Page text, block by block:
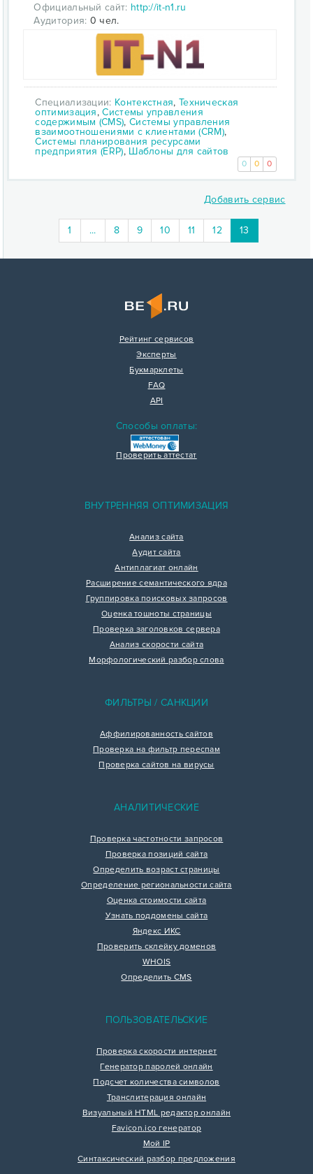
Официальный сайт: http://it-n1.ru
Аудитория: 0 чел.
Специализации: Контекстная, Техническая
оптимизация,Системы управления
содержимым (CMS), Системы управления
взаимоотношениями с клиентами (CRM),
Системы планирования ресурсами
предприятия (ERP), Шаблоны для сайтов
0 0 0
Добавить сервис
1 ... 8 9 10 11 12 13
Рейтинг сервисов
Эксперты
Букмарклеты
FAQ
API
Способы оплаты:
Проверить аттестат
ВНУТРЕННЯЯ ОПТИМИЗАЦИЯ
Анализ сайта
Аудит сайта
Антиплагиат онлайн
Расширение семантического ядра
Группировка поисковых запросов
Оценка тошноты страницы
Проверка заголовков сервера
Анализ скорости сайта
Морфологический разбор слова
ФИЛЬТРЫ / САНКЦИИ
Аффилированность сайтов
Проверка на фильтр переспам
Проверка сайтов на вирусы
АНАЛИТИЧЕСКИЕ
Проверка частотности запросов
Проверка позиций сайта
Определить возраст страницы
Определение региональности сайта
Оценка стоимости сайта
Узнать поддомены сайта
Яндекс ИКС
Проверить склейку доменов
WHOIS
Определить CMS
ПОЛЬЗОВАТЕЛЬСКИЕ
Проверка скорости интернет
Генератор паролей онлайн
Подсчет количества символов
Транслитерация онлайн
Визуальный HTML редактор онлайн
Favicon.ico генератор
Мой IP
Синтаксический разбор предложения